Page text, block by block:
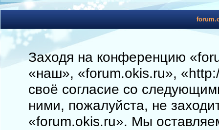
Заходя на конференцию
«наш», «forum.okis.ru»,
своё согласие со
ними, пожалуйста, не
«forum.okis.ru». Мы